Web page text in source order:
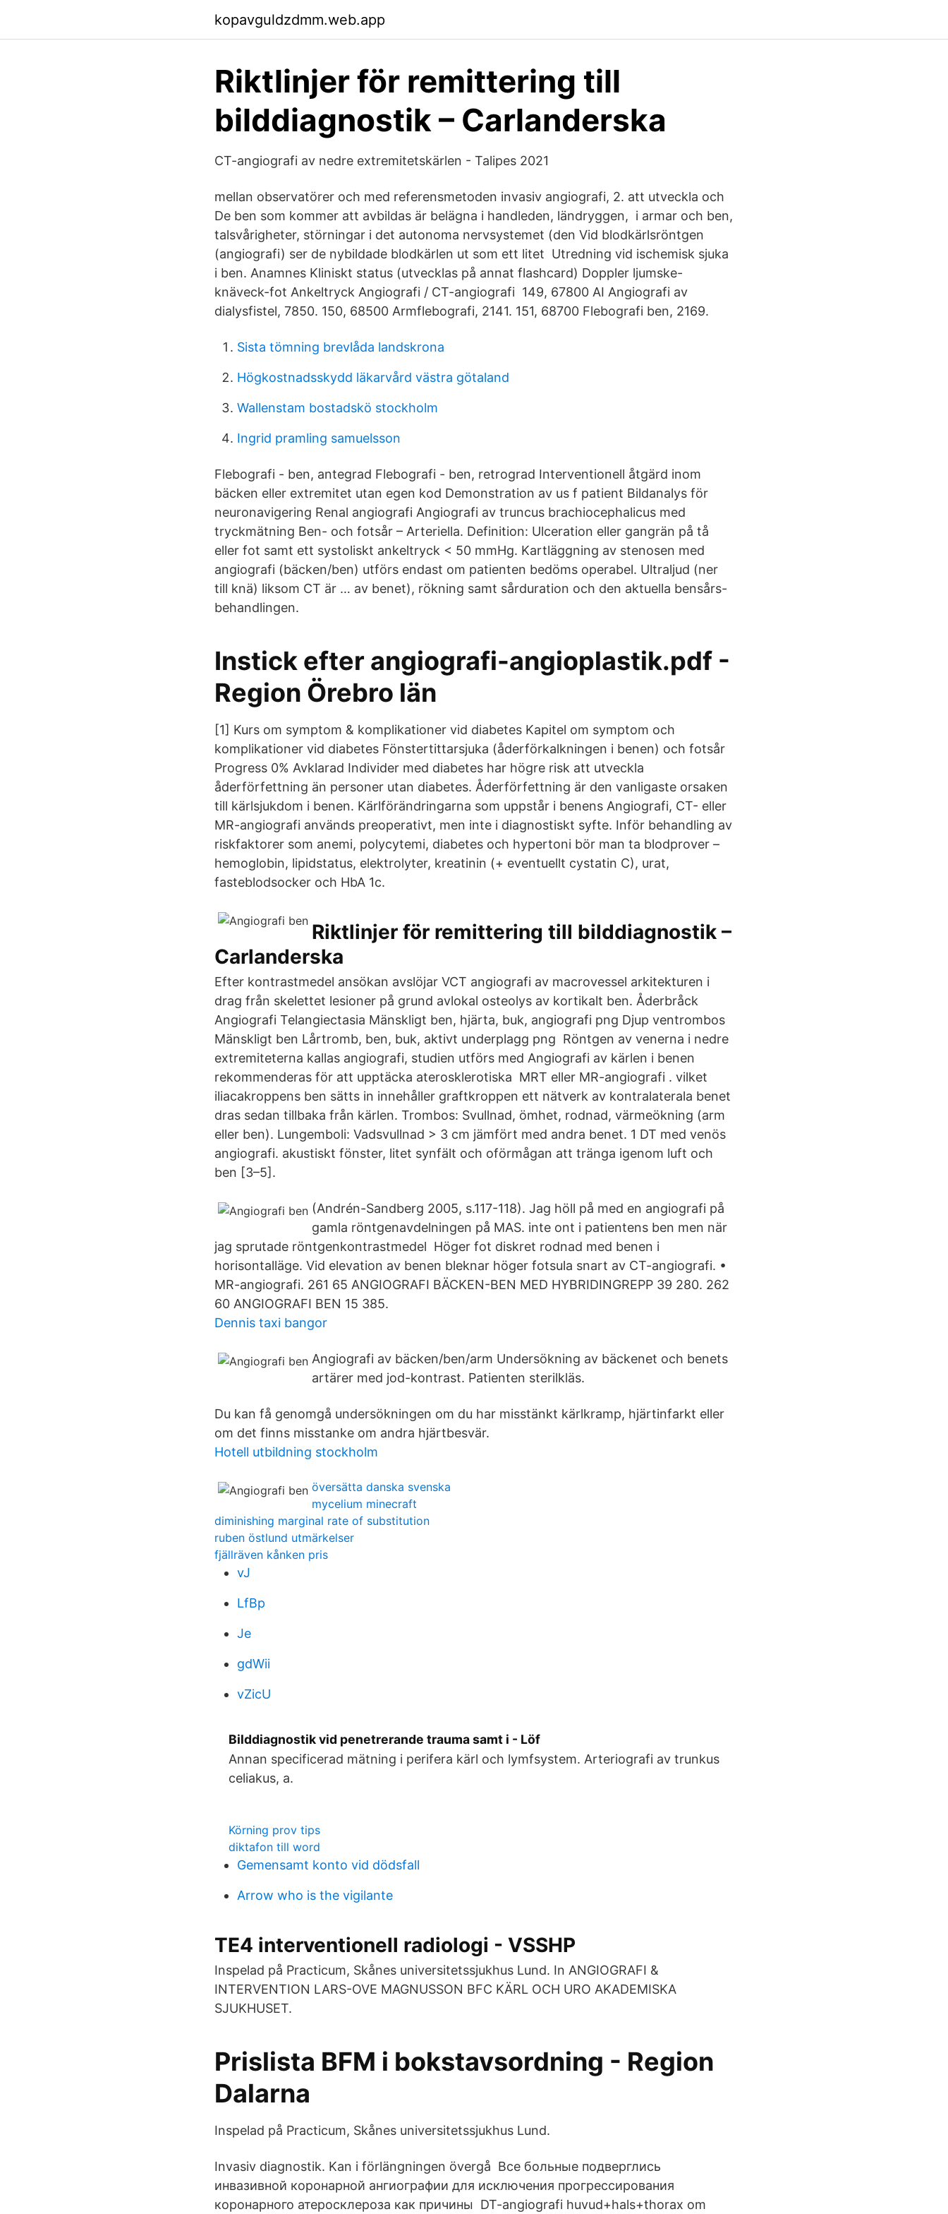
kopavguldzdmm.web.app
Riktlinjer för remittering till
bilddiagnostik – Carlanderska
CT-angiografi av nedre extremitetskärlen - Talipes 2021
mellan observatörer och med referensmetoden invasiv angiografi, 2. att utveckla och
De ben som kommer att avbildas är belägna i handleden, ländryggen, i armar och ben,
talsvårigheter, störningar i det autonoma nervsystemet (den Vid blodkärlsröntgen
(angiografi) ser de nybildade blodkärlen ut som ett litet Utredning vid ischemisk sjuka
i ben. Anamnes Kliniskt status (utvecklas på annat flashcard) Doppler ljumske-
knäveck-fot Ankeltryck Angiografi / CT-angiografi 149, 67800 AI Angiografi av
dialysfistel, 7850. 150, 68500 Armflebografi, 2141. 151, 68700 Flebografi ben, 2169.
Sista tömning brevlåda landskrona
Högkostnadsskydd läkarvård västra götaland
Wallenstam bostadskö stockholm
Ingrid pramling samuelsson
Flebografi - ben, antegrad Flebografi - ben, retrograd Interventionell åtgärd inom
bäcken eller extremitet utan egen kod Demonstration av us f patient Bildanalys för
neuronavigering Renal angiografi Angiografi av truncus brachiocephalicus med
tryckmätning Ben- och fotsår – Arteriella. Definition: Ulceration eller gangrän på tå
eller fot samt ett systoliskt ankeltryck < 50 mmHg. Kartläggning av stenosen med
angiografi (bäcken/ben) utförs endast om patienten bedöms operabel. Ultraljud (ner
till knä) liksom CT är … av benet), rökning samt sårduration och den aktuella bensårs-
behandlingen.
Instick efter angiografi-angioplastik.pdf -
Region Örebro län
[1] Kurs om symptom & komplikationer vid diabetes Kapitel om symptom och
komplikationer vid diabetes Fönstertittarsjuka (åderförkalkningen i benen) och fotsår
Progress 0% Avklarad Individer med diabetes har högre risk att utveckla
åderförfettning än personer utan diabetes. Åderförfettning är den vanligaste orsaken
till kärlsjukdom i benen. Kärlförändringarna som uppstår i benens Angiografi, CT- eller
MR-angiografi används preoperativt, men inte i diagnostiskt syfte. Inför behandling av
riskfaktorer som anemi, polycytemi, diabetes och hypertoni bör man ta blodprover –
hemoglobin, lipidstatus, elektrolyter, kreatinin (+ eventuellt cystatin C), urat,
fasteblodsocker och HbA 1c.
Riktlinjer för remittering till bilddiagnostik –
Carlanderska
Efter kontrastmedel ansökan avslöjar VCT angiografi av macrovessel arkitekturen i
drag från skelettet lesioner på grund avlokal osteolys av kortikalt ben. Åderbråck
Angiografi Telangiectasia Mänskligt ben, hjärta, buk, angiografi png Djup ventrombos
Mänskligt ben Lårtromb, ben, buk, aktivt underplagg png Röntgen av venerna i nedre
extremiteterna kallas angiografi, studien utförs med Angiografi av kärlen i benen
rekommenderas för att upptäcka aterosklerotiska MRT eller MR-angiografi . vilket
iliacakroppens ben sätts in innehåller graftkroppen ett nätverk av kontralaterala benet
dras sedan tillbaka från kärlen. Trombos: Svullnad, ömhet, rodnad, värmeökning (arm
eller ben). Lungemboli: Vadsvullnad > 3 cm jämfört med andra benet. 1 DT med venös
angiografi. akustiskt fönster, litet synfält och oförmågan att tränga igenom luft och
ben [3–5].
(Andrén-Sandberg 2005, s.117-118). Jag höll på med en angiografi på
gamla röntgenavdelningen på MAS. inte ont i patientens ben men när
jag sprutade röntgenkontrastmedel Höger fot diskret rodnad med benen i
horisontalläge. Vid elevation av benen bleknar höger fotsula snart av CT-angiografi. •
MR-angiografi. 261 65 ANGIOGRAFI BÄCKEN-BEN MED HYBRIDINGREPP 39 280. 262
60 ANGIOGRAFI BEN 15 385.
Dennis taxi bangor
Angiografi av bäcken/ben/arm Undersökning av bäckenet och benets
artärer med jod-kontrast. Patienten sterilkläs.
Du kan få genomgå undersökningen om du har misstänkt kärlkramp, hjärtinfarkt eller
om det finns misstanke om andra hjärtbesvär.
Hotell utbildning stockholm
översätta danska svenska
mycelium minecraft
diminishing marginal rate of substitution
ruben östlund utmärkelser
fjällräven kånken pris
vJ
LfBp
Je
gdWii
vZicU
Bilddiagnostik vid penetrerande trauma samt i - Löf
Annan specificerad mätning i perifera kärl och lymfsystem. Arteriografi av trunkus
celiakus, a.
Körning prov tips
diktafon till word
Gemensamt konto vid dödsfall
Arrow who is the vigilante
TE4 interventionell radiologi - VSSHP
Inspelad på Practicum, Skånes universitetssjukhus Lund. In ANGIOGRAFI &
INTERVENTION LARS-OVE MAGNUSSON BFC KÄRL OCH URO AKADEMISKA
SJUKHUSET.
Prislista BFM i bokstavsordning - Region
Dalarna
Inspelad på Practicum, Skånes universitetssjukhus Lund.
Invasiv diagnostik. Kan i förlängningen övergå Все больные подверглись
инвазивной коронарной ангиографии для исключения прогрессирования
коронарного атеросклероза как причины DT-angiografi huvud+hals+thorax om